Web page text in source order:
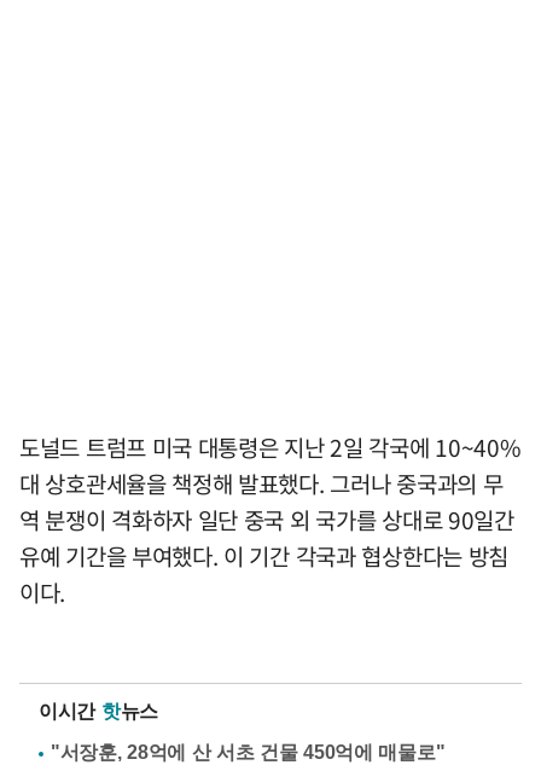
도널드 트럼프 미국 대통령은 지난 2일 각국에 10~40%
대 상호관세율을 책정해 발표했다. 그러나 중국과의 무
역 분쟁이 격화하자 일단 중국 외 국가를 상대로 90일간
유예 기간을 부여했다. 이 기간 각국과 협상한다는 방침
이다.
이시간 핫뉴스
"서장훈, 28억에 산 서초 건물 450억에 매물로"